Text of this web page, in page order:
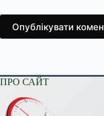
Опублікувати
ПРО САЙТ